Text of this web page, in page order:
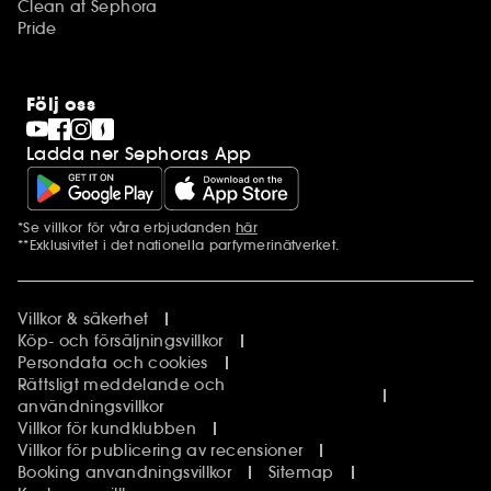
Clean at Sephora
Pride
Följ oss
Ladda ner Sephoras App
Ytterligare information
*Se villkor för våra erbjudanden här
**Exklusivitet i det nationella parfymerinätverket.
Villkor & säkerhet
Köp- och försäljningsvillkor
Persondata och cookies
Rättsligt meddelande och
användningsvillkor
Villkor för kundklubben
Villkor för publicering av recensioner
Booking anvandningsvillkor
Sitemap